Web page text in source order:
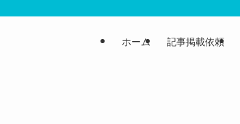
ホーム 記事掲載依頼